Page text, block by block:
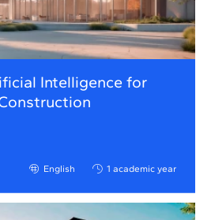
Intelligence for
English 1 academic year